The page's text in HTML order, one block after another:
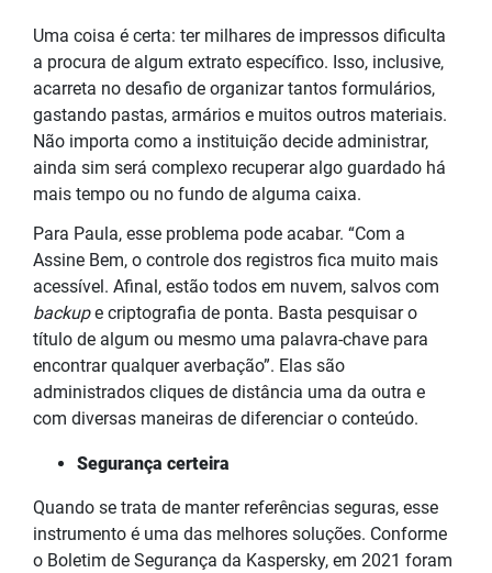
Uma coisa é certa: ter milhares de impressos dificulta
a procura de algum extrato específico. Isso, inclusive,
acarreta no desafio de organizar tantos formulários,
gastando pastas, armários e muitos outros materiais.
Não importa como a instituição decide administrar,
ainda sim será complexo recuperar algo guardado há
mais tempo ou no fundo de alguma caixa.
Para Paula, esse problema pode acabar. “Com a
Assine Bem, o controle dos registros fica muito mais
acessível. Afinal, estão todos em nuvem, salvos com
backupe criptografia de ponta. Basta pesquisar o
título de algum ou mesmo uma palavra-chave para
encontrar qualquer averbação”. Elas são
administrados cliques de distância uma da outra e
com diversas maneiras de diferenciar o conteúdo.
Segurança certeira
Quando se trata de manter referências seguras, esse
instrumento é uma das melhores soluções. Conforme
o Boletim de Segurança da Kaspersky, em 2021 foram